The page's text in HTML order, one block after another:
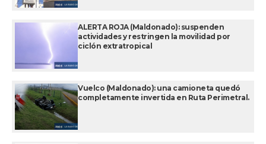
ALERTA ROJA (Maldonado): suspenden
actividades y restringen la movilidad por
ciclón extratropical
Vuelco (Maldonado): una camioneta quedó
completamente invertida en Ruta Perimetral.